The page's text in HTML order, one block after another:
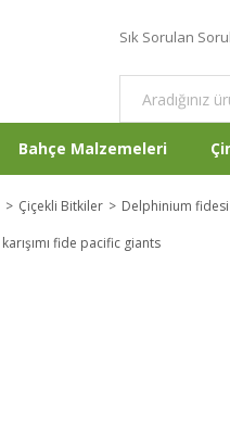
Sık Sorulan
Bahçe Malzemeleri
Çiçekli Bitkiler Delphinium fidesi